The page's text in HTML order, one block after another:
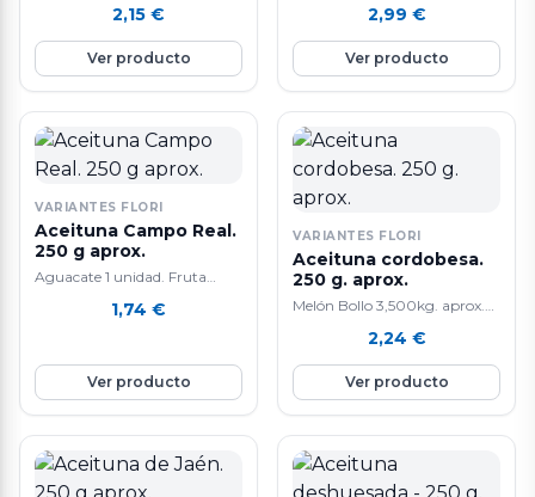
2,15 €
Ver producto
2,99 €
Ver producto
VARIANTES FLORI
Aceituna Campo Real.
250 g aprox.
Aguacate 1 unidad. Fruta
aguacate lo convierte en un
tiene cada día mas seguidores.
Las propiedades son múltiples:
lo mas curioso
aguacate es que siendo una
fruta fresca su principal
componente no son los
1,74 €
Ver producto
VARIANTES FLORI
Aceituna cordobesa.
250 g. aprox.
Melón Bollo 3,500kg. aprox.
gracias a que contiene mucho
colágeno. También ayuda a la
perdida de peso y a cicatrizar
heridas. Ademas, mejora la
salud del corazón y del
sistema digestivo por su alto
2,24 €
Ver producto